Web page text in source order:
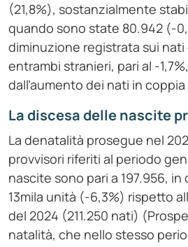
(21,8%), sostanzialmente
quando sono state 80.942 (-
diminuzione registrata sui
entrambi stranieri, pari al -
dall’aumento dei nati in
La discesa delle nascite
La denatalità prosegue nel
provvisori riferiti al periodo
nascite sono pari a 197.956,
13mila unità (-6,3%) rispetto
del 2024 (211.250 nati)
natalità, che nello stesso